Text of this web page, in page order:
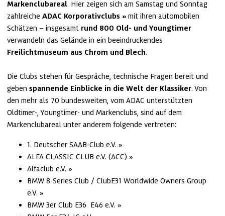
Markenclubareal. Hier zeigen sich am Samstag und Sonntag
zahlreiche ADAC Korporativclubs
mit ihren automobilen
Schätzen – insgesamt
verwandeln das Gelände in ein beeindruckendes
Freilichtmuseum aus Chrom und Blech.
Die Clubs stehen für Gespräche, technische Fragen bereit und
geben spannende Einblicke in die Welt der Klassiker. Von
den mehr als 70 bundesweiten, vom ADAC unterstützten
Oldtimer-, Youngtimer- und Markenclubs, sind auf dem
Markenclubareal unter anderem folgende vertreten:
1. Deutscher SAAB-Club e.V.
ALFA CLASSIC CLUB e.V. (ACC)
Alfaclub e.V.
BMW 8-Series Club / ClubE31 Worldwide Owners Group
e.V.
BMW 3er Club E36  E46 e.V.